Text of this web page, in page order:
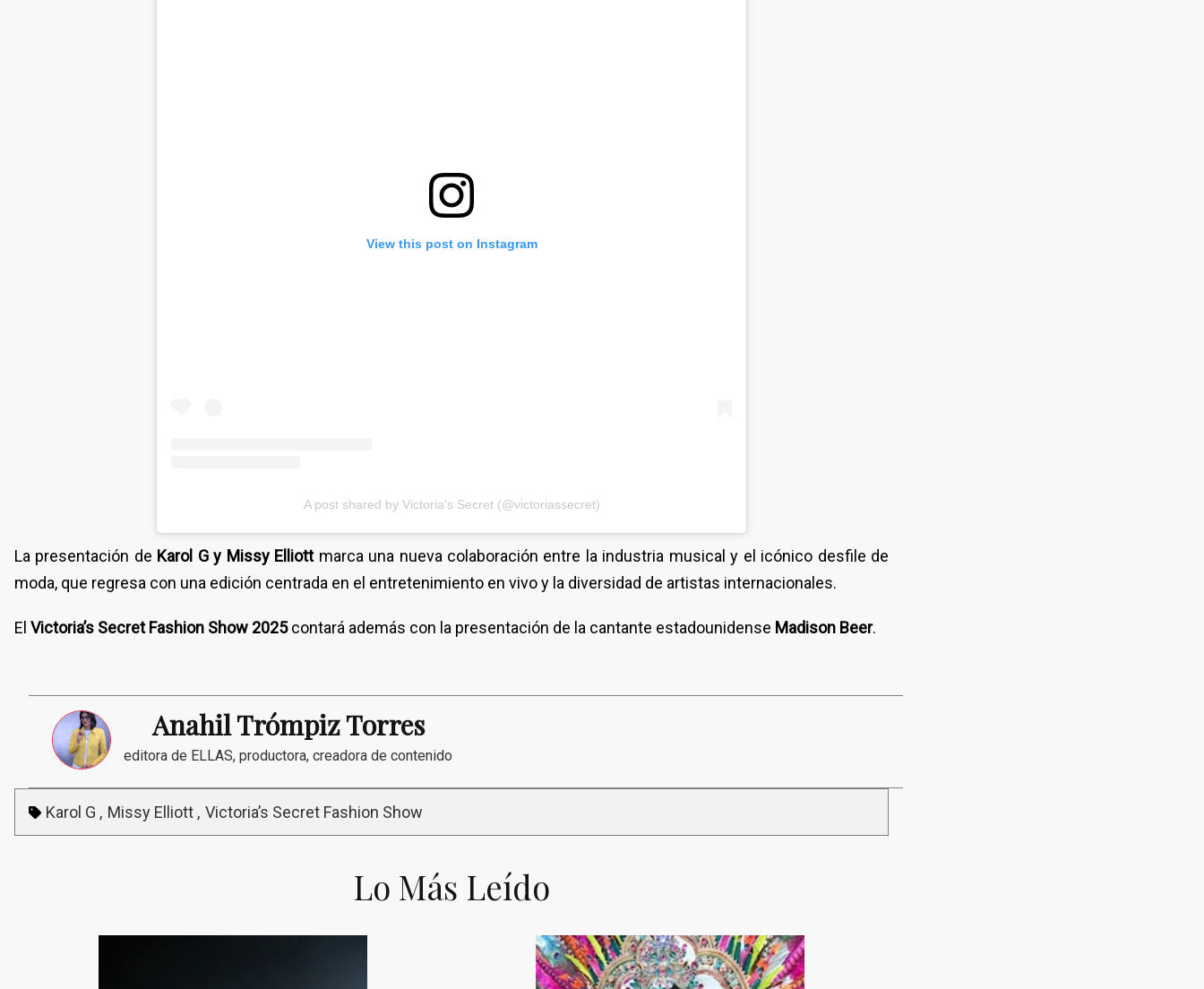
View this post on Instagram
A post shared by Victoria's Secret (@victoriassecret)
La presentación de Karol G y Missy Elliott marca una nueva colaboración entre la industria musical y el icónico desfile de
moda, que regresa con una edición centrada en el entretenimiento en vivo y la diversidad de artistas internacionales.
El Victoria’s Secret Fashion Show 2025contará además con la presentación de la cantante estadounidense Madison Beer.
Anahil Trómpiz Torres
editora de ELLAS, productora, creadora de contenido
Karol G Missy Elliott Victoria’s Secret Fashion Show
Lo Más Leído